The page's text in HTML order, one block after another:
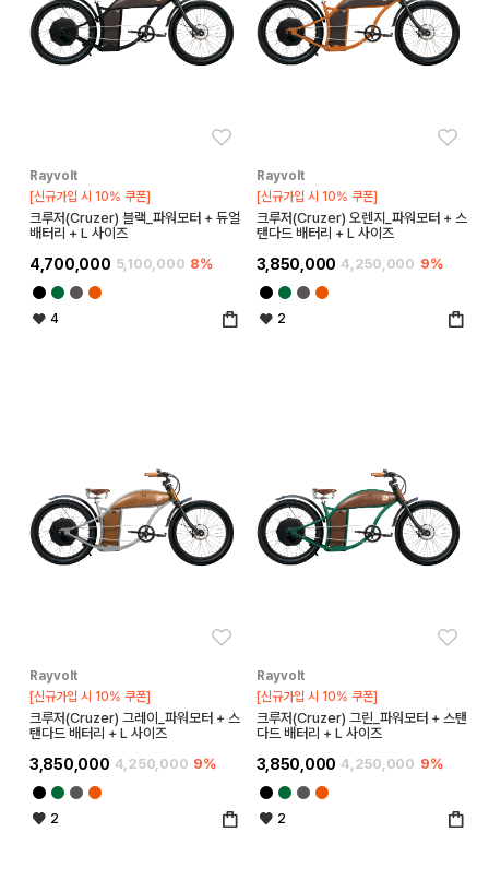
Rayvolt
[신규가입 시 10% 쿠폰]
크루저(Cruzer) 블랙_파워모터 + 듀얼
배터리 + L 사이즈
4,700,000 5,100,000 8%
4
Rayvolt
[신규가입 시 10% 쿠폰]
크루저(Cruzer) 오렌지_파워모터 + 스
탠다드 배터리 + L 사이즈
3,850,000 4,250,000 9%
2
Rayvolt
[신규가입 시 10% 쿠폰]
크루저(Cruzer) 그레이_파워모터 + 스
탠다드 배터리 + L 사이즈
3,850,000 4,250,000 9%
2
Rayvolt
[신규가입 시 10% 쿠폰]
크루저(Cruzer) 그린_파워모터 + 스탠
다드 배터리 + L 사이즈
3,850,000 4,250,000 9%
2